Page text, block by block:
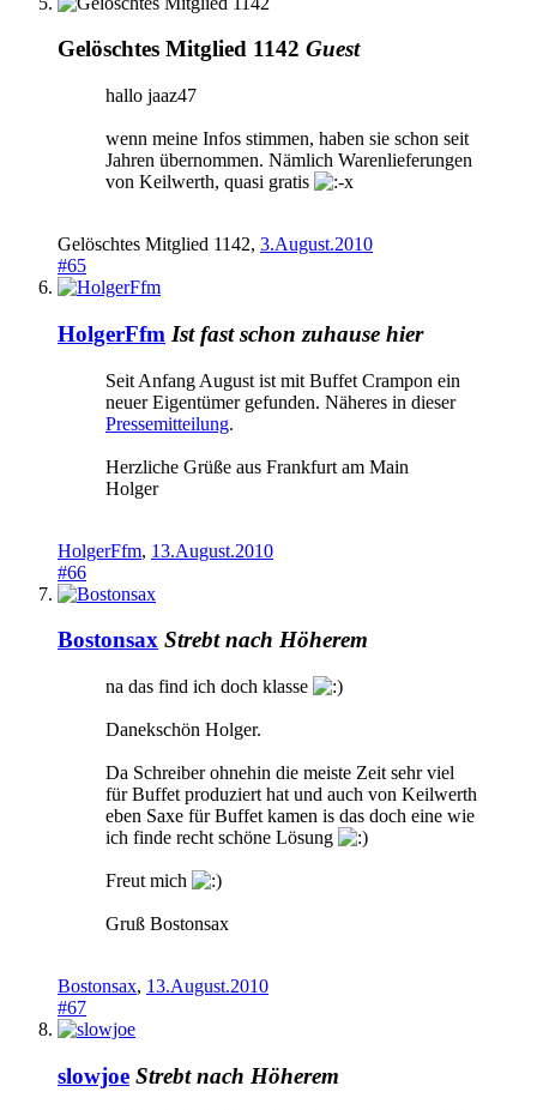
Gelöschtes Mitglied 1142 Guest
hallo jaaz47
wenn meine Infos stimmen, haben sie schon seit
Jahren übernommen. Nämlich Warenlieferungen
von Keilwerth, quasi gratis
Gelöschtes Mitglied 1142, 3.August.2010
#65
HolgerFfm Ist fast schon zuhause hier
Seit Anfang August ist mit Buffet Crampon ein
neuer Eigentümer gefunden. Näheres in dieser
Pressemitteilung.
Herzliche Grüße aus Frankfurt am Main
Holger
HolgerFfm, 13.August.2010
#66
Bostonsax Strebt nach Höherem
na das find ich doch klasse
Danekschön Holger.
Da Schreiber ohnehin die meiste Zeit sehr viel
für Buffet produziert hat und auch von Keilwerth
eben Saxe für Buffet kamen is das doch eine wie
ich finde recht schöne Lösung
Freut mich
Gruß Bostonsax
Bostonsax, 13.August.2010
#67
slowjoe Strebt nach Höherem